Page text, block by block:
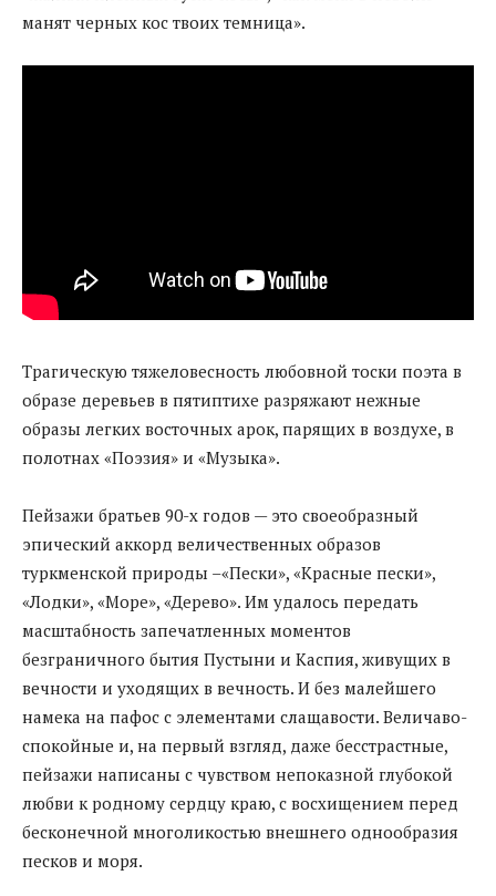
манят черных кос твоих темница».
Трагическую тяжеловесность любовной тоски поэта в
образе деревьев в пятиптихе разряжают нежные
образы легких восточных арок, парящих в воздухе, в
полотнах «Поэзия» и «Музыка».
Пейзажи братьев 90-х годов — это своеобразный
эпический аккорд величественных образов
туркменской природы –«Пески», «Красные пески»,
«Лодки», «Море», «Дерево». Им удалось передать
масштабность запечатленных моментов
безграничного бытия Пустыни и Каспия, живущих в
вечности и уходящих в вечность. И без малейшего
намека на пафос с элементами слащавости. Величаво-
спокойные и, на первый взгляд, даже бесстрастные,
пейзажи написаны с чувством непоказной глубокой
любви к родному сердцу краю, с восхищением перед
бесконечной многоликостью внешнего однообразия
песков и моря.